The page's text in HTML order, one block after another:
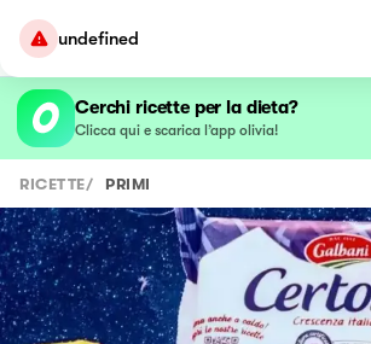
undefined
Cerchi ricette per la dieta?
Clicca qui e scarica l’app olivia!
RICETTE/ PRIMI